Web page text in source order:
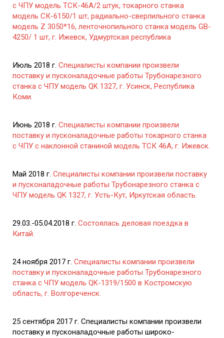
с ЧПУ модель ТСК-46А/2 штук, токарного станка
модель СК-6150/1 шт, радиально-сверлильного станка
модель Z 3050*16, ленточнопильного станка модель GB-
4250/ 1 шт, г. Ижевск, Удмуртская республика
Июль 2018 г. Специалисты компании произвели
поставку и пусконаладочные работы Трубонарезного
станка с ЧПУ модель QK 1327, г. Усинск, Республика
Коми.
Июнь 2018 г. Специалисты компании произвели
поставку и пусконаладочные работы токарного станка
с ЧПУ с наклонной станиной модель ТСК 46А, г. Ижевск.
Май 2018 г. Специалисты компании произвели поставку
и пусконаладочные работы Трубонарезного станка с
ЧПУ модель QK 1327, г. Усть-Кут, Иркутская область.
29.03.-05.04.2018 г. Состоялась деловая поездка в
Китай.
24 ноября 2017 г. Специалисты компании произвели
поставку и пусконаладочные работы Трубонарезного
станка с ЧПУ модель QK-1319/1500 в Костромскую
область, г. Волгореченск.
25 сентября 2017 г. Специалисты компании произвели
поставку и пусконаладочные работы широко-